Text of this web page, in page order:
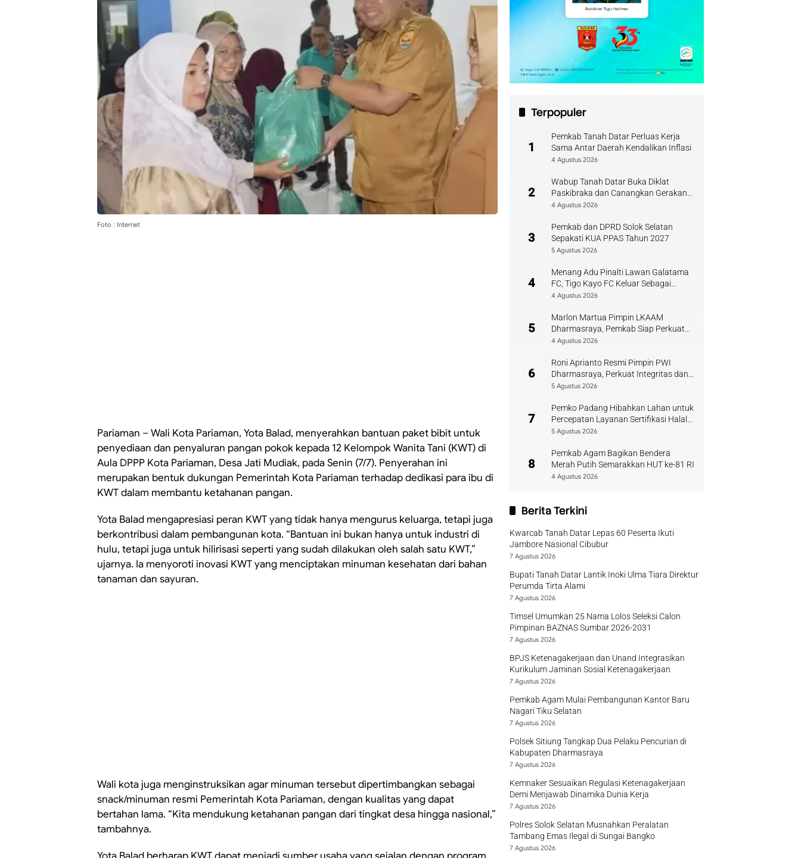
Foto : Internet
Pariaman – Wali Kota Pariaman, Yota Balad, menyerahkan bantuan paket bibit untuk
penyediaan dan penyaluran pangan pokok kepada 12 Kelompok Wanita Tani (KWT) di
Aula DPPP Kota Pariaman, Desa Jati Mudiak, pada Senin (7/7). Penyerahan ini
merupakan bentuk dukungan Pemerintah Kota Pariaman terhadap dedikasi para ibu di
KWT dalam membantu ketahanan pangan.
Yota Balad mengapresiasi peran KWT yang tidak hanya mengurus keluarga, tetapi juga
berkontribusi dalam pembangunan kota. “Bantuan ini bukan hanya untuk industri di
hulu, tetapi juga untuk hilirisasi seperti yang sudah dilakukan oleh salah satu KWT,”
ujarnya. Ia menyoroti inovasi KWT yang menciptakan minuman kesehatan dari bahan
tanaman dan sayuran.
Wali kota juga menginstruksikan agar minuman tersebut dipertimbangkan sebagai
snack/minuman resmi Pemerintah Kota Pariaman, dengan kualitas yang dapat
bertahan lama. “Kita mendukung ketahanan pangan dari tingkat desa hingga nasional,”
tambahnya.
Terpopuler
1
Pemkab Tanah Datar Perluas Kerja
Sama Antar Daerah Kendalikan Inflasi
4 Agustus 2026
2
Wabup Tanah Datar Buka Diklat
Paskibraka dan Canangkan Gerakan
Bendera
4 Agustus 2026
3
Pemkab dan DPRD Solok Selatan
Sepakati KUA PPAS Tahun 2027
5 Agustus 2026
4
Menang Adu Pinalti Lawan Galatama
FC, Tigo Kayo FC Keluar Sebagai
Juara Piala Walikota Payakumbuh
4 Agustus 2026
5
Marlon Martua Pimpin LKAAM
Dharmasraya, Pemkab Siap Perkuat
Sinergi Adat
4 Agustus 2026
6
Roni Aprianto Resmi Pimpin PWI
Dharmasraya, Perkuat Integritas dan
Kompetensi Jurnalis
5 Agustus 2026
7
Pemko Padang Hibahkan Lahan untuk
Percepatan Layanan Sertifikasi Halal
di Sumbar
5 Agustus 2026
8
Pemkab Agam Bagikan Bendera
Merah Putih Semarakkan HUT ke-81 RI
4 Agustus 2026
Berita Terkini
Kwarcab Tanah Datar Lepas 60 Peserta Ikuti
Jambore Nasional Cibubur
7 Agustus 2026
Bupati Tanah Datar Lantik Inoki Ulma Tiara Direktur
Perumda Tirta Alami
7 Agustus 2026
Timsel Umumkan 25 Nama Lolos Seleksi Calon
Pimpinan BAZNAS Sumbar 2026-2031
7 Agustus 2026
BPJS Ketenagakerjaan dan Unand Integrasikan
Kurikulum Jaminan Sosial Ketenagakerjaan
7 Agustus 2026
Pemkab Agam Mulai Pembangunan Kantor Baru
Nagari Tiku Selatan
7 Agustus 2026
Polsek Sitiung Tangkap Dua Pelaku Pencurian di
Kabupaten Dharmasraya
7 Agustus 2026
Kemnaker Sesuaikan Regulasi Ketenagakerjaan
Demi Menjawab Dinamika Dunia Kerja
7 Agustus 2026
Polres Solok Selatan Musnahkan Peralatan
Tambang Emas Ilegal di Sungai Bangko
7 Agustus 2026